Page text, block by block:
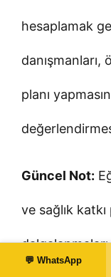
hesaplamak
planı
Güncel Not:
ve sağlık
💬 WhatsApp